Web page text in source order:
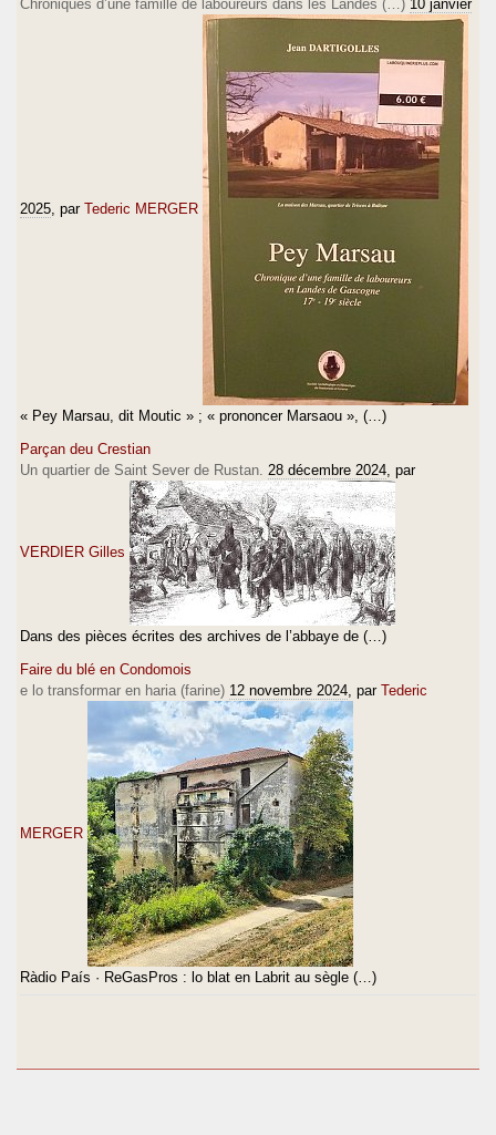
Chroniques d’une famille de laboureurs dans les Landes (…) 10 janvier
2025 , par Tederic MERGER
« Pey Marsau, dit Moutic » ; « prononcer Marsaou », (…)
Parçan deu Crestian
Un quartier de Saint Sever de Rustan. 28 décembre 2024 , par
VERDIER Gilles
Dans des pièces écrites des archives de l’abbaye de (…)
Faire du blé en Condomois
e lo transformar en haria (farine) 12 novembre 2024 , par Tederic
MERGER
Ràdio País · ReGasPros : lo blat en Labrit au sègle (…)